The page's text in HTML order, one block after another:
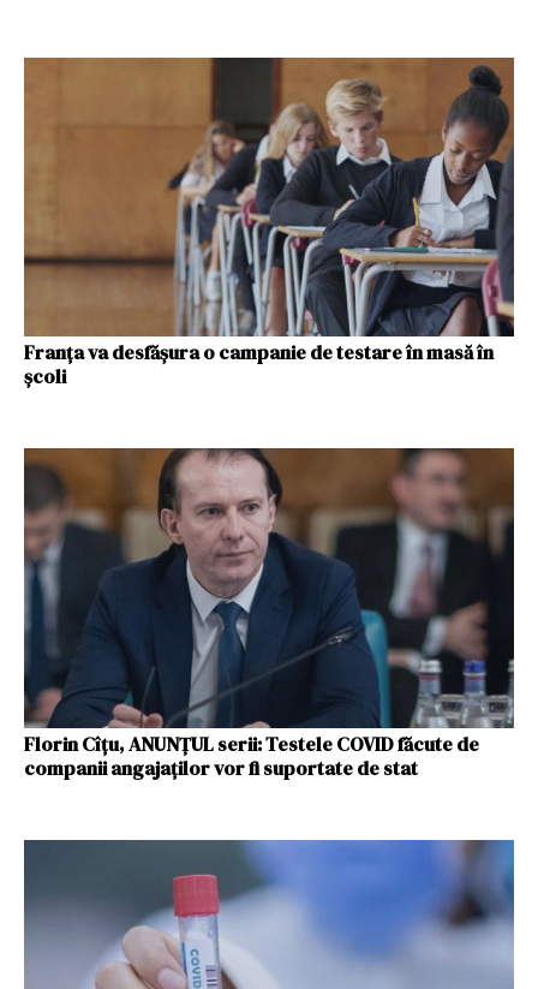
Franța va desfășura o campanie de testare în masă în
școli
Florin Cîțu, ANUNȚUL serii: Testele COVID făcute de
companii angajaților vor fi suportate de stat